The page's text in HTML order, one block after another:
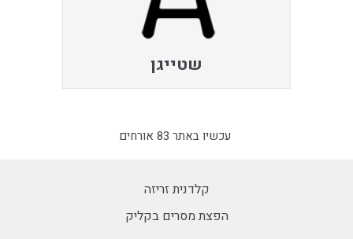
שטייגן
עכשיו באתר 83 אורחים
קלדנית זריזה
הפצת מסרים בקליק